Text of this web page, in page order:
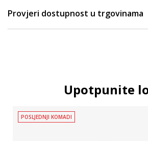
Provjeri dostupnost u trgovinama
Upotpunite
POSLJEDNJI KOMADI